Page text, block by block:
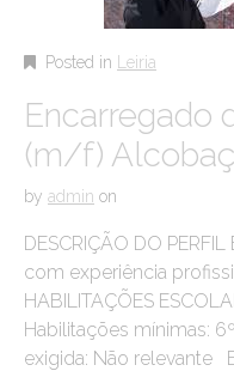
Posted in Leiria
Encarregado
(m/f)
by admin on
DESCRIÇÃO DO
com experiência
HABILITAÇÕES
Habilitações mínimas:
exigida: Não relevante